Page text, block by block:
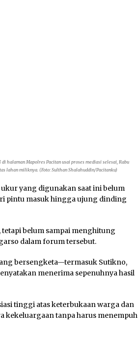
halaman Mapolres Pacitan usai proses mediasi selesai, Rabu
lahan miliknya. (Foto: Sulthan Shalahuddin/Pacitanku)
yang digunakan saat ini belum
pintu masuk hingga ujung dinding
belum sampai menghitung
dalam forum tersebut.
bersengketa—termasuk Sutikno,
menerima sepenuhnya hasil
tinggi atas keterbukaan warga dan
kekeluargaan tanpa harus menempuh